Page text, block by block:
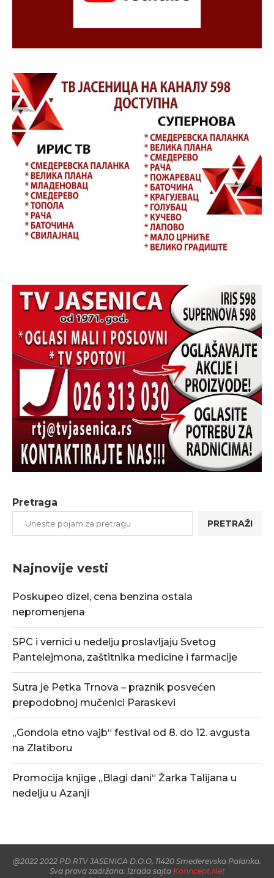
Pretraga
PRETRAŽI
Najnovije vesti
Poskupeo dizel, cena benzina ostala
nepromenjena
SPC i vernici u nedelju proslavljaju Svetog
Pantelejmona, zaštitnika medicine i farmacije
Sutra je Petka Trnova – praznik posvećen
prepodobnoj mučenici Paraskevi
„Gondola etno vajb“ festival od 8. do 12. avgusta
na Zlatiboru
Promocija knjige „Blagi dani“ Žarka Talijana u
nedelju u Azanji
@2022 2022 PD RTV JASENICA D.O.O, 11420 Smederevska Palanka.
Sva prava zadržana. Izrada sajta Konncept.Net